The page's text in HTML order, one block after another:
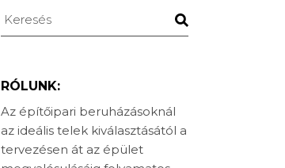
Keresés
RÓLUNK:
Az építőipari beruházásoknál
az ideális telek kiválasztásától a
tervezésen át az épület